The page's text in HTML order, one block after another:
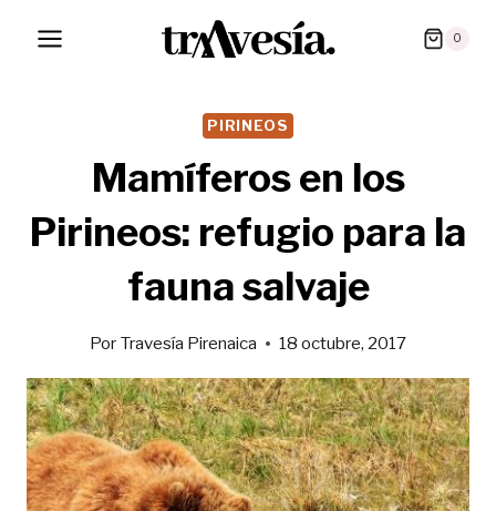
0
PIRINEOS
Mamíferos en los
Pirineos: refugio para la
fauna salvaje
Por Travesía Pirenaica 18 octubre, 2017